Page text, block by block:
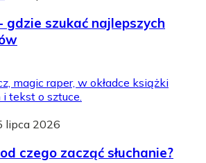
gdzie szukać najlepszych
lipca 2026
czego zacząć słuchanie?